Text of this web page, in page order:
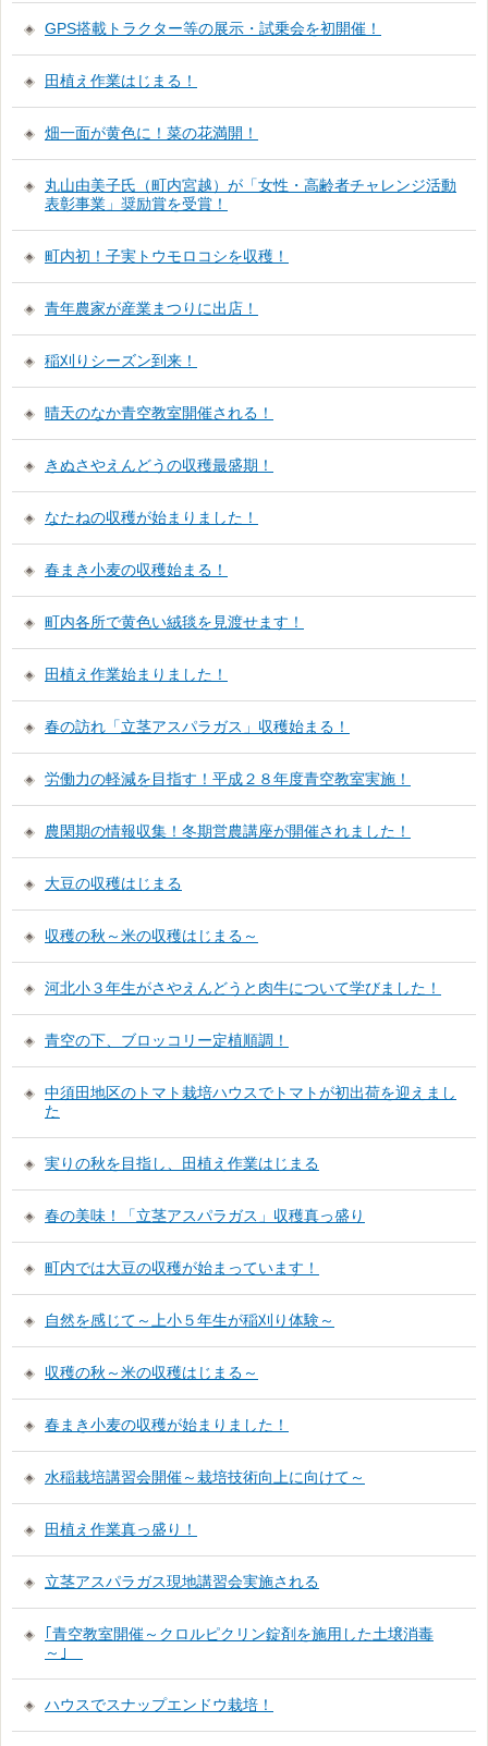
GPS搭載トラクター等の展示・試乗会を初開催！
田植え作業はじまる！
畑一面が黄色に！菜の花満開！
丸山由美子氏（町内宮越）が「女性・高齢者チャレンジ活動
表彰事業」奨励賞を受賞！
町内初！子実トウモロコシを収穫！
青年農家が産業まつりに出店！
稲刈りシーズン到来！
晴天のなか青空教室開催される！
きぬさやえんどうの収穫最盛期！
なたねの収穫が始まりました！
春まき小麦の収穫始まる！
町内各所で黄色い絨毯を見渡せます！
田植え作業始まりました！
春の訪れ「立茎アスパラガス」収穫始まる！
労働力の軽減を目指す！平成２８年度青空教室実施！
農閑期の情報収集！冬期営農講座が開催されました！
大豆の収穫はじまる
収穫の秋～米の収穫はじまる～
河北小３年生がさやえんどうと肉牛について学びました！
青空の下、ブロッコリー定植順調！
中須田地区のトマト栽培ハウスでトマトが初出荷を迎えまし
た
実りの秋を目指し、田植え作業はじまる
春の美味！「立茎アスパラガス」収穫真っ盛り
町内では大豆の収穫が始まっています！
自然を感じて～上小５年生が稲刈り体験～
収穫の秋～米の収穫はじまる～
春まき小麦の収穫が始まりました！
水稲栽培講習会開催～栽培技術向上に向けて～
田植え作業真っ盛り！
立茎アスパラガス現地講習会実施される
｢青空教室開催～クロルピクリン錠剤を施用した土壌消毒
～｣
ハウスでスナップエンドウ栽培！